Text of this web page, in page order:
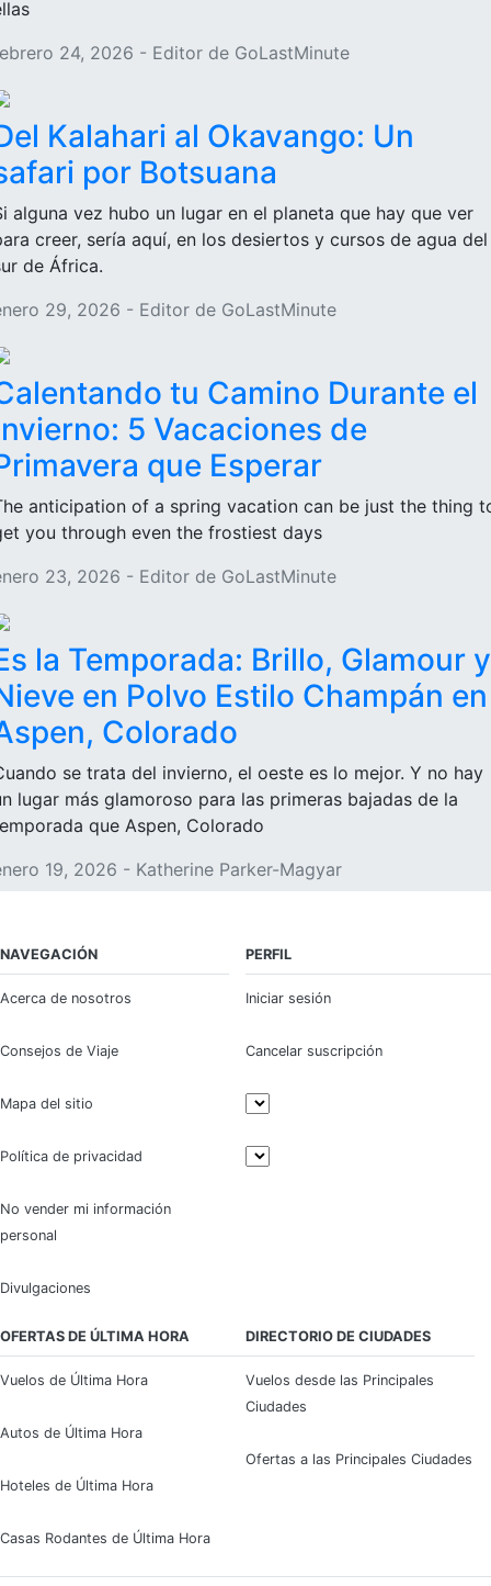
24, 2026 - Editor de GoLastMinute
Kalahari al Okavango: Un
por Botsuana
alguna vez hubo un lugar en el planeta que hay que ver
creer, sería aquí, en los desiertos y cursos de agua del
de África.
29, 2026 - Editor de GoLastMinute
tu Camino Durante el
5 Vacaciones de
que Esperar
anticipation of a spring vacation can be just the thing
you through even the frostiest days
23, 2026 - Editor de GoLastMinute
la Temporada: Brillo, Glamour y
en Polvo Estilo Champán en
Colorado
se trata del invierno, el oeste es lo mejor. Y no hay
lugar más glamoroso para las primeras bajadas de la
que Aspen, Colorado
19, 2026 - Katherine Parker-Magyar
NAVEGACIÓN
Acerca de nosotros
Consejos de Viaje
Mapa del sitio
Política de privacidad
No vender mi información
personal
Divulgaciones
PERFIL
Iniciar sesión
Cancelar suscripción
OFERTAS DE ÚLTIMA HORA
Vuelos de Última Hora
Autos de Última Hora
Hoteles de Última Hora
Casas Rodantes de Última Hora
DIRECTORIO DE CIUDADES
Vuelos desde las Principales
Ciudades
Ofertas a las Principales Ciudades